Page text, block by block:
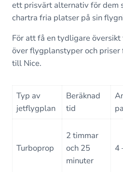
ett prisvärt alternativ för dem
chartra fria platser på sin
För att få en tydligare
över flygplanstyper och priser
till Nice.
Typ av
jetflygplan
Beräknad
tid
Turboprop
2 timmar
och 25
minuter
4